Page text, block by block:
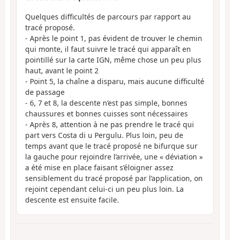
Quelques difficultés de parcours par rapport au
tracé proposé.
- Après le point 1, pas évident de trouver le chemin
qui monte, il faut suivre le tracé qui apparaît en
pointillé sur la carte IGN, même chose un peu plus
haut, avant le point 2
- Point 5, la chaîne a disparu, mais aucune difficulté
de passage
- 6, 7 et 8, la descente n’est pas simple, bonnes
chaussures et bonnes cuisses sont nécessaires
- Après 8, attention à ne pas prendre le tracé qui
part vers Costa di u Pergulu. Plus loin, peu de
temps avant que le tracé proposé ne bifurque sur
la gauche pour rejoindre l’arrivée, une « déviation »
a été mise en place faisant s’éloigner assez
sensiblement du tracé proposé par l’application, on
rejoint cependant celui-ci un peu plus loin. La
descente est ensuite facile.